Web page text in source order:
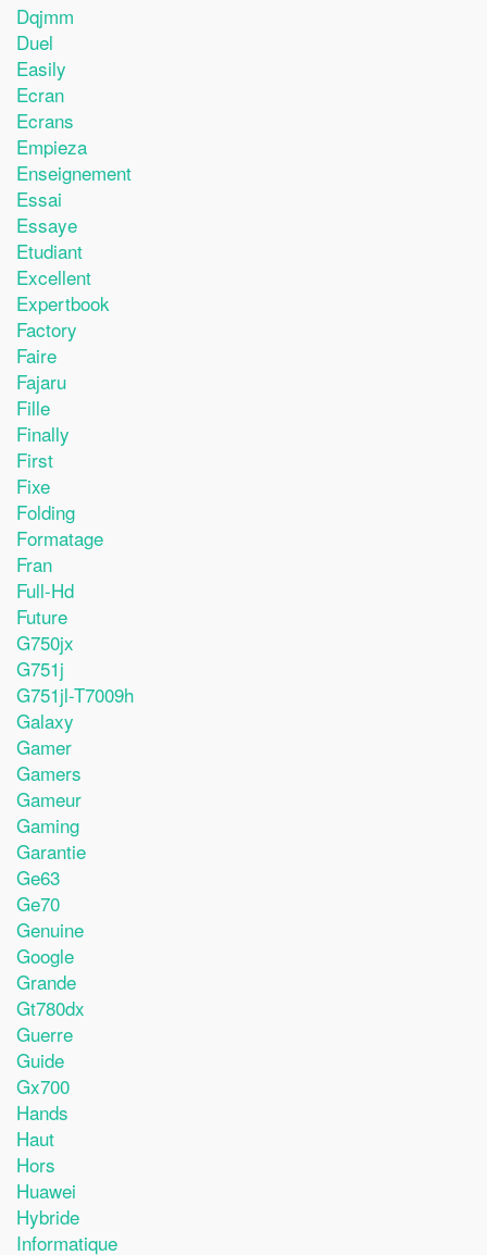
Dqjmm
Duel
Easily
Ecran
Ecrans
Empieza
Enseignement
Essai
Essaye
Etudiant
Excellent
Expertbook
Factory
Faire
Fajaru
Fille
Finally
First
Fixe
Folding
Formatage
Fran
Full-Hd
Future
G750jx
G751j
G751jl-T7009h
Galaxy
Gamer
Gamers
Gameur
Gaming
Garantie
Ge63
Ge70
Genuine
Google
Grande
Gt780dx
Guerre
Guide
Gx700
Hands
Haut
Hors
Huawei
Hybride
Informatique